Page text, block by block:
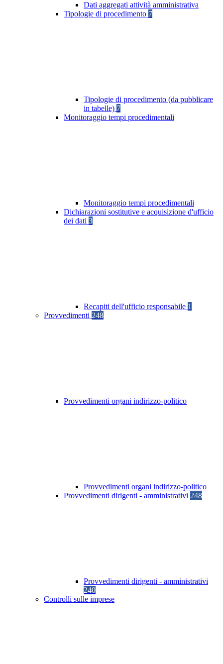
Dati aggregati attività amministrativa
Tipologie di procedimento 7
Tipologie di procedimento (da pubblicare
in tabelle) 7
Monitoraggio tempi procedimentali
Monitoraggio tempi procedimentali
Dichiarazioni sostitutive e acquisizione d'ufficio
dei dati 3
Recapiti dell'ufficio responsabile 1
Provvedimenti 248
Provvedimenti organi indirizzo-politico
Provvedimenti organi indirizzo-politico
Provvedimenti dirigenti - amministrativi 248
Provvedimenti dirigenti - amministrativi
240
Controlli sulle imprese